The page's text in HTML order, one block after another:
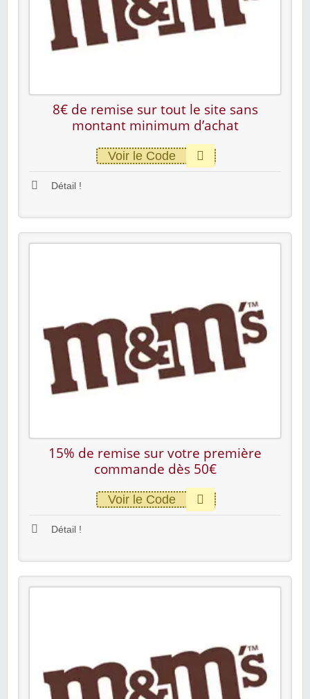
8€ de remise sur tout le site sans
montant minimum d’achat
Voir le Code
Détail !
15% de remise sur votre première
commande dès 50€
Voir le Code
Détail !